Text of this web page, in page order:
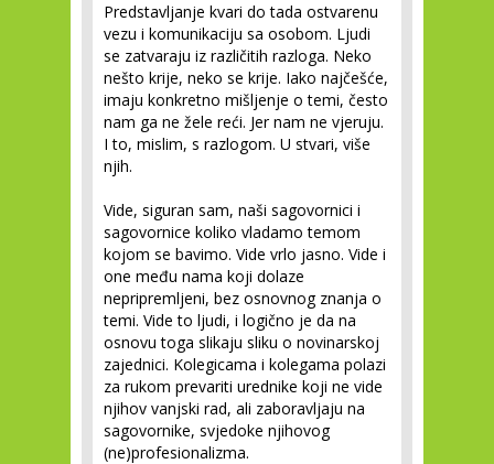
Predstavljanje kvari do tada ostvarenu
vezu i komunikaciju sa osobom. Ljudi
se zatvaraju iz različitih razloga. Neko
nešto krije, neko se krije. Iako najčešće,
imaju konkretno mišljenje o temi, često
nam ga ne žele reći. Jer nam ne vjeruju.
I to, mislim, s razlogom. U stvari, više
njih.
Vide, siguran sam, naši sagovornici i
sagovornice koliko vladamo temom
kojom se bavimo. Vide vrlo jasno. Vide i
one među nama koji dolaze
nepripremljeni, bez osnovnog znanja o
temi. Vide to ljudi, i logično je da na
osnovu toga slikaju sliku o novinarskoj
zajednici. Kolegicama i kolegama polazi
za rukom prevariti urednike koji ne vide
njihov vanjski rad, ali zaboravljaju na
sagovornike, svjedoke njihovog
(ne)profesionalizma.